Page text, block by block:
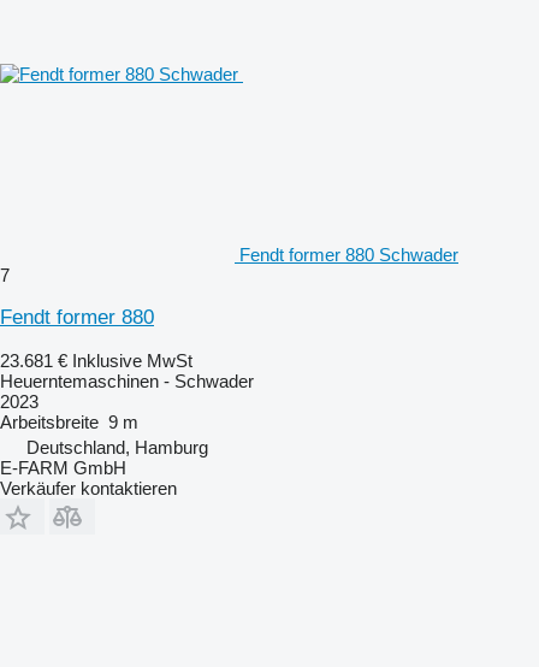
Fendt former 880 Schwader
7
Fendt former 880
23.681 € Inklusive MwSt
Heuerntemaschinen - Schwader
2023
Arbeitsbreite 9 m
Deutschland, Hamburg
E-FARM GmbH
Verkäufer kontaktieren